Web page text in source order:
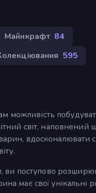
Майнкрафт 84
595
можливість
світ,
вдосконалювати
ви поступово
має свої унікальні